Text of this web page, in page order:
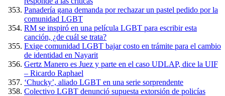
Panadería gana demanda por rechazar un pastel pedido por la
comunidad LGBT
RM se inspiró en una película LGBT para escribir esta
canción, ¿de cuál se trata?
Exige comunidad LGBT bajar costo en trámite para el cambio
de identidad en Nayarit
Gertz Manero es Juez y parte en el caso UDLAP, dice la UIF
– Ricardo Raphael
‘Chucky’, aliado LGBT en una serie sorprendente
Colectivo LGBT denunció supuesta extorsión de policías